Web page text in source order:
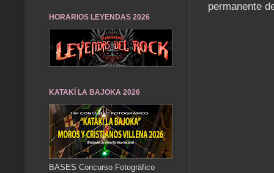
permanente
HORARIOS LEYENDAS 2026
KATAKÍ LA BAJOKA 2026
BASES Concurso Fotográfico